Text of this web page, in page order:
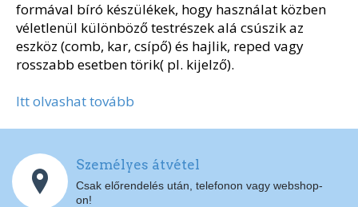
formával bíró készülékek, hogy használat közben
véletlenül különböző testrészek alá csúszik az
eszköz (comb, kar, csípő) és hajlik, reped vagy
rosszabb esetben törik( pl. kijelző).
Itt olvashat tovább
Személyes átvétel
Csak előrendelés után, telefonon vagy webshop-
on!